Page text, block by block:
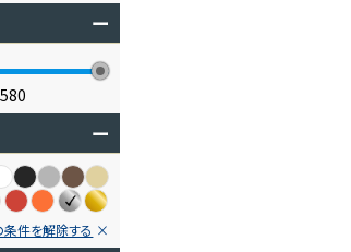
ー
580
ー
条件を解除する